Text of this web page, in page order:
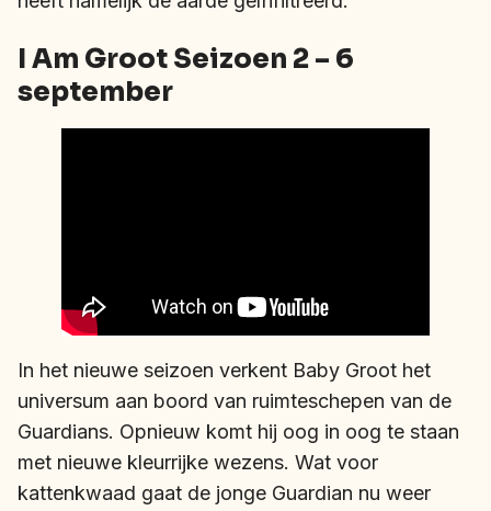
I Am Groot Seizoen 2 – 6
september
In het nieuwe seizoen verkent Baby Groot het
universum aan boord van ruimteschepen van de
Guardians. Opnieuw komt hij oog in oog te staan
met nieuwe kleurrijke wezens. Wat voor
kattenkwaad gaat de jonge Guardian nu weer